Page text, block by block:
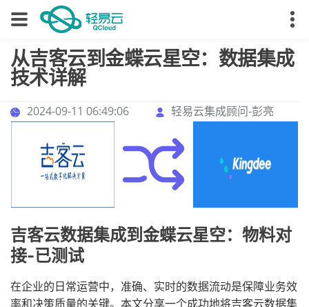
从吉客云到金蝶云星空：数据集成
技术详解
2024-09-11 06:49:06 轻易云集成顾问-彭亮
吉客云数据集成到金蝶云星空：物料对
接-已测试
在企业的日常运营中，准确、实时的数据流动是保障业务效
率和决策质量的关键。本文分享一个成功地将吉客云数据集